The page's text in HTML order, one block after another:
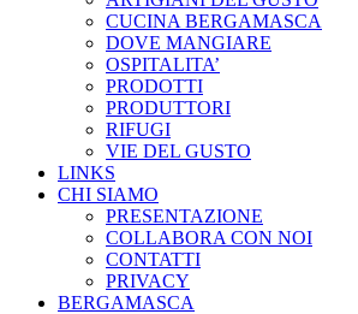
CUCINA BERGAMASCA
DOVE MANGIARE
OSPITALITA’
PRODOTTI
PRODUTTORI
RIFUGI
VIE DEL GUSTO
LINKS
CHI SIAMO
PRESENTAZIONE
COLLABORA CON NOI
CONTATTI
PRIVACY
BERGAMASCA